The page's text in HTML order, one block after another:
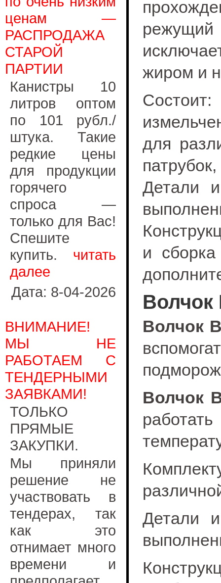
ценам —
РАСПРОДАЖА
СТАРОЙ
ПАРТИИ
Канистры 10
литров оптом
по 101 рубл./
штука. Такие
редкие цены
для продукции
горячего
спроса —
только для Вас!
Спешите
купить. читать
далее
Дата: 8-04-2026
ВНИМАНИЕ!
МЫ НЕ
РАБОТАЕМ С
ТЕНДЕРНЫМИ
ЗАЯВКАМИ!
ТОЛЬКО
ПРЯМЫЕ
ЗАКУПКИ.
Мы приняли
решение не
участвовать в
тендерах, так
как это
отнимает много
времени и
жиром и
для
Детали
и
Волчок
Волчок
Волчок
Детали